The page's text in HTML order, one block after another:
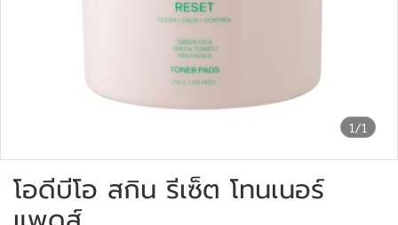
1/1
โอดีบีโอ สกิน รีเซ็ต โทนเนอร์